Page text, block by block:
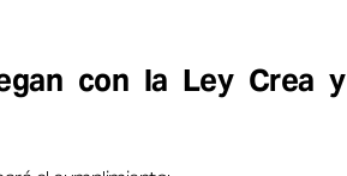
con la Ley Crea y